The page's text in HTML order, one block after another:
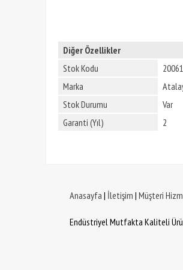
Diğer Özellikler
Stok Kodu
Marka
Stok Durumu
Var
Garanti (Yıl)
2
Anasayfa | İletişim | Müşteri
Endüstriyel Mutfakta Kaliteli